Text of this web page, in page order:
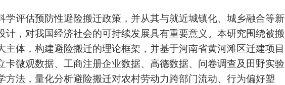
学评估预防性避险搬迁政策，并从其与就近城镇化、城乡融合等新
计，对我国经济社会的可持续发展具有重要意义。本研究围绕被搬
体，构建避险搬迁的理论框架，并基于河南省黄河滩区迁建项目
卡微观数据、工商注册企业数据、高德数据、问卷调查及田野实验
方法，量化分析避险搬迁对农村劳动力跨部门流动、行为偏好塑